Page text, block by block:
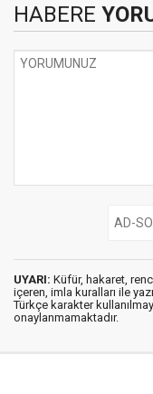
HABERE
UYARI: Küfür, hakaret,
içeren, imla kuralları ile
Türkçe karakter
onaylanmamaktadır.